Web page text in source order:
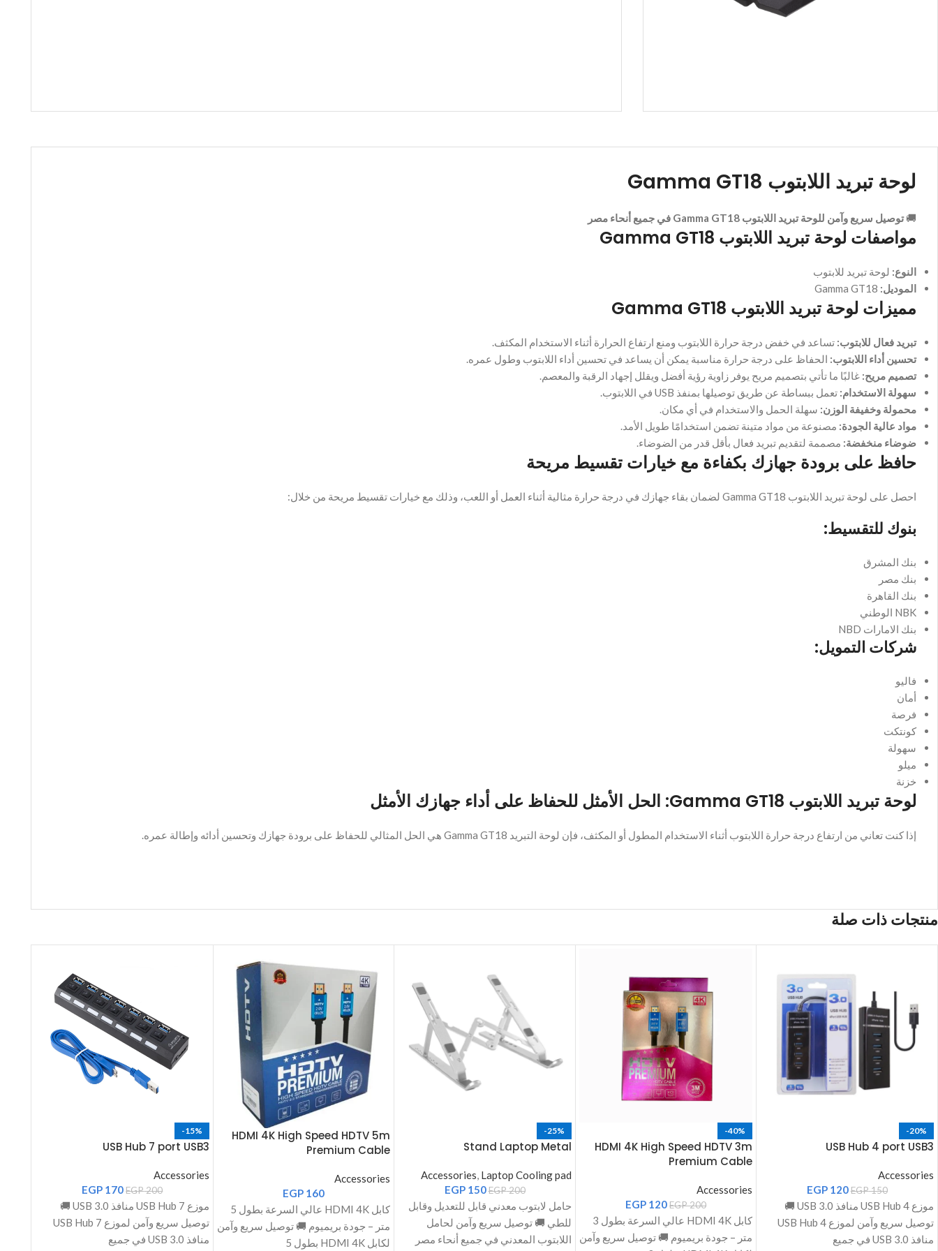
لوحة تبريد اللابتوب Gamma GT18
🚚 توصيل سريع وآمن للوحة تبريد اللابتوب Gamma GT18 في جميع أنحاء مصر
مواصفات لوحة تبريد اللابتوب Gamma GT18
النوع: لوحة تبريد للابتوب
الموديل:
مميزات لوحة تبريد اللابتوب Gamma GT18
تبريد فعال للابتوب: تساعد في خفض درجة حرارة اللابتوب ومنع ارتفاع الحرارة أثناء الاستخدام المكثف.
تحسين أداء اللابتوب: الحفاظ على درجة حرارة مناسبة يمكن أن يساعد في تحسين أداء اللابتوب وطول عمره.
تصميم مريح: غالبًا ما تأتي بتصميم مريح يوفر زاوية رؤية أفضل ويقلل إجهاد الرقبة والمعصم.
سهولة الاستخدام: تعمل ببساطة عن طريق توصيلها بمنفذ USB في اللابتوب.
محمولة وخفيفة الوزن: سهلة الحمل والاستخدام في أي مكان.
مواد عالية الجودة: مصنوعة من مواد متينة تضمن استخدامًا طويل الأمد.
ضوضاء منخفضة: مصممة لتقديم تبريد فعال بأقل قدر من الضوضاء.
حافظ على برودة جهازك بكفاءة مع خيارات تقسيط مريحة
احصل على لوحة تبريد اللابتوب Gamma GT18 لضمان بقاء جهازك في درجة حرارة مثالية أثناء العمل أو اللعب، وذلك مع خيارات تقسيط مريحة من خلال:
بنوك للتقسيط:
بنك المشرق
بنك مصر
بنك القاهرة
NBK الوطني
بنك الامارات NBD
شركات التمويل:
فاليو
أمان
فرصة
كونتكت
سهولة
ميلو
خزنة
لوحة تبريد اللابتوب Gamma GT18: الحل الأمثل للحفاظ على أداء جهازك الأمثل
إذا كنت تعاني من ارتفاع درجة حرارة اللابتوب أثناء الاستخدام المطول أو المكثف، فإن لوحة التبريد Gamma GT18 هي الحل المثالي للحفاظ على برودة جهازك وتحسين أدائه وإطالة عمره.
منتجات ذات صلة
-20%
USB Hub 4 port USB3
Accessories
EGP150
EGP120
موزع USB Hub 4 منافذ USB 3.0 🚚
توصيل سريع وآمن لموزع USB Hub 4
منافذ USB 3.0 في جميع
-40%
HDMI 4K High Speed HDTV 3m
Premium Cable
Accessories
EGP200
EGP 120
كابل HDMI 4K عالي السرعة بطول 3
متر – جودة بريميوم 🚚 توصيل سريع وآمن
-25%
Stand Laptop Metal
Accessories Laptop Cooling pad
EGP200
EGP150
حامل لابتوب معدني قابل للتعديل وقابل
للطي 🚚 توصيل سريع وآمن لحامل
اللابتوب المعدني في جميع أنحاء مصر
HDMI 4K High Speed HDTV 5m
Premium Cable
Accessories
EGP160
كابل HDMI 4K عالي السرعة بطول 5
متر – جودة بريميوم 🚚 توصيل سريع وآمن
لكابل HDMI 4K بطول 5
-15%
USB Hub 7 port USB3
Accessories
EGP200
EGP 170
موزع USB Hub 7 منافذ USB 3.0 🚚
توصيل سريع وآمن لموزع USB Hub 7
منافذ USB 3.0 في جميع